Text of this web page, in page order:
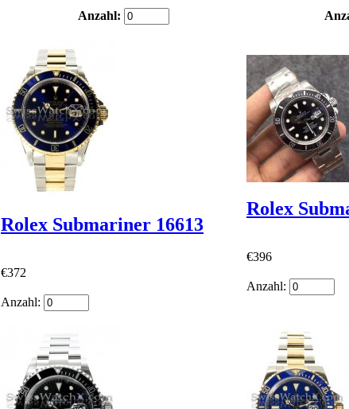
Anzahl:
Rolex Submariner 16613
€372
Anzahl:
Rolex
€396
Anzahl: